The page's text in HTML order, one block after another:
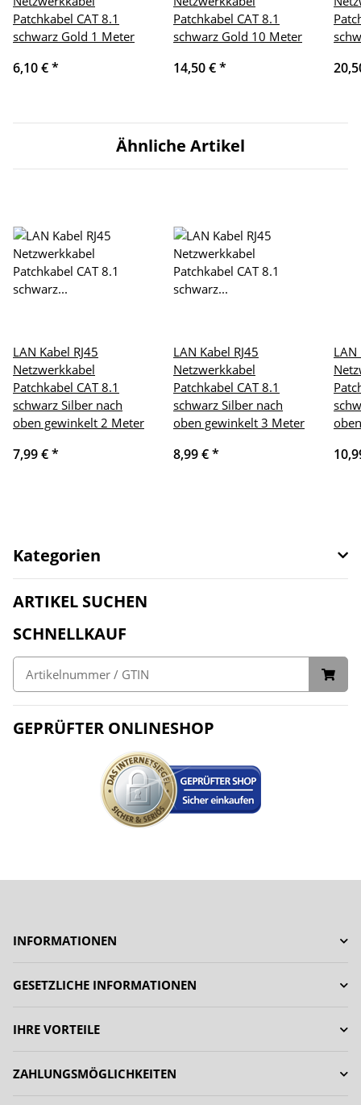
Patchkabel CAT 8.1
schwarz Gold 1 Meter
6,10 €*
Patchkabel CAT 8.1
schwarz Gold 10 Meter
14,50 €*
Ähnliche Artikel
LAN Kabel RJ45
Netzwerkkabel
Patchkabel CAT 8.1
schwarz Silber nach
oben gewinkelt 2 Meter
7,99 €*
LAN Kabel RJ45
Netzwerkkabel
Patchkabel CAT 8.1
schwarz Silber nach
oben gewinkelt 3 Meter
8,99 €*
LAN
Kategorien
ARTIKEL SUCHEN
SCHNELLKAUF
GEPRÜFTER ONLINESHOP
INFORMATIONEN
GESETZLICHE INFORMATIONEN
IHRE VORTEILE
ZAHLUNGSMÖGLICHKEITEN